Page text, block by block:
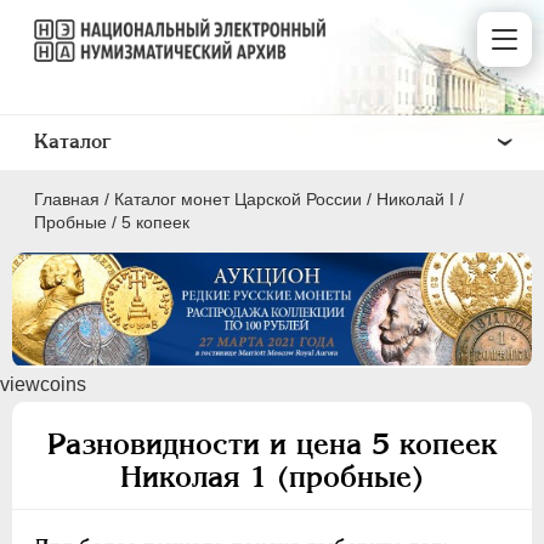
Главная / Каталог монет Царской России / Николай I /
Пробные / 5 копеек
viewcoins
Разновидности и цена 5 копеек
Николая 1 (пробные)
Каталог
ПEТР I 1699 - 1725
ЕКАТЕРИНА I
АННА ИОАННОВНА 1730-1740
ИОАНН АНТОНОВИЧ
1740-1741